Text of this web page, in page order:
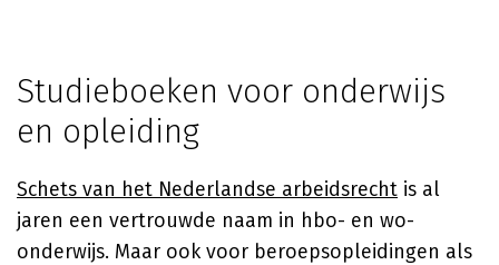
Studieboeken voor onderwijs
en opleiding
Schets van het Nederlandse arbeidsrecht is al
jaren een vertrouwde naam in hbo- en wo-
onderwijs. Maar ook voor beroepsopleidingen als